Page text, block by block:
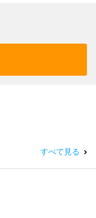
すべて見る